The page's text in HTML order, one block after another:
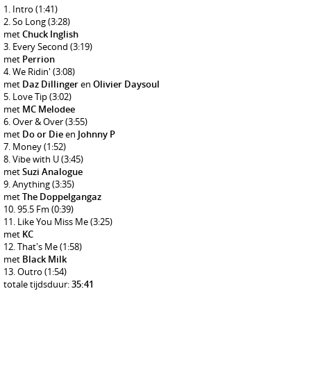
Intro (1:41)
So Long(3:28)
metChuck Inglish
Every Second (3:19)
met Perrion
We Ridin' (3:08)
met Daz Dillingeren Olivier Daysoul
Love Tip(3:02)
met MC Melodee
Over & Over(3:55)
met Do or Dieen Johnny P
Money(1:52)
Vibe with U(3:45)
metSuzi Analogue
Anything(3:35)
metThe Doppelgangaz
95.5 Fm (0:39)
Like You Miss Me(3:25)
met KC
That's Me(1:58)
met Black Milk
Outro (1:54)
totale tijdsduur:35:41